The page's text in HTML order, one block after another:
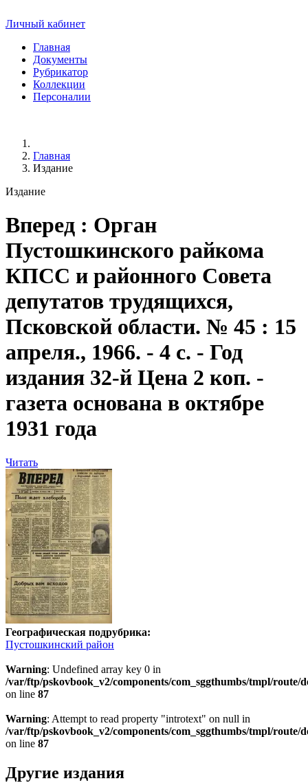
Личный кабинет
Главная
Документы
Рубрикатор
Коллекции
Персоналии
Главная
Издание
Издание
Вперед : Орган
Пустошкинского райкома
КПСС и районного Совета
депутатов трудящихся,
Псковской области. № 45 : 15
апреля., 1966. - 4 с. - Год
издания 32-й Цена 2 коп. -
газета основана в октябре
1931 года
Читать
Географическая подрубрика:
Пустошкинский район
Warning: Undefined array key 0 in
/var/ftp/pskovbook_v2/components/com_sggthumbs/tmpl/route/
on line 87
Warning: Attempt to read property "introtext" on null in
/var/ftp/pskovbook_v2/components/com_sggthumbs/tmpl/route/
on line 87
Другие издания